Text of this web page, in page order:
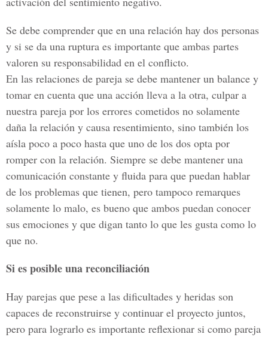
Se debe comprender que en una relación hay dos personas
y si se da una ruptura es importante que ambas partes
valoren su responsabilidad en el conflicto.
En las relaciones de pareja se debe mantener un balance y
tomar en cuenta que una acción lleva a la otra, culpar a
nuestra pareja por los errores cometidos no solamente
daña la relación y causa resentimiento, sino también los
aísla poco a poco hasta que uno de los dos opta por
romper con la relación. Siempre se debe mantener una
comunicación constante y fluida para que puedan hablar
de los problemas que tienen, pero tampoco remarques
solamente lo malo, es bueno que ambos puedan conocer
sus emociones y que digan tanto lo que les gusta como lo
que no.
Si es posible una reconciliación
Hay parejas que pese a las dificultades y heridas son
capaces de reconstruirse y continuar el proyecto juntos,
pero para lograrlo es importante reflexionar si como pareja